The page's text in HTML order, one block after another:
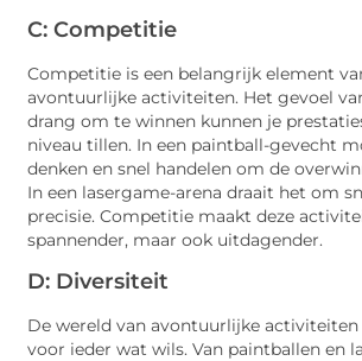
C: Competitie
Competitie is een belangrijk element
avontuurlijke activiteiten. Het gevoel
drang om te winnen kunnen je
niveau tillen. In een paintball-gevecht
denken en snel handelen om de
In een lasergame-arena draait het om
precisie. Competitie maakt deze
spannender, maar ook uitdagender.
D: Diversiteit
De wereld van avontuurlijke activiteiten
voor ieder wat wils. Van paintballen en